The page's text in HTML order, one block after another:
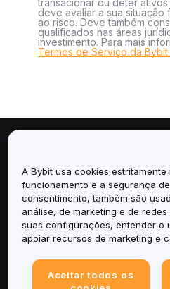
transacionar ou deter
deve avaliar a sua situação
ao risco. Deve também
qualificados nas áreas
investimento. Para mais
Termos de Serviço da Bybit
Serviços
Suporte
A Bybit usa cookies
funcionamento e a segurança
consentimento, também são
análise, de marketing e de
suas configurações, entender o
apoiar recursos de marketing e
Aceitar todos os